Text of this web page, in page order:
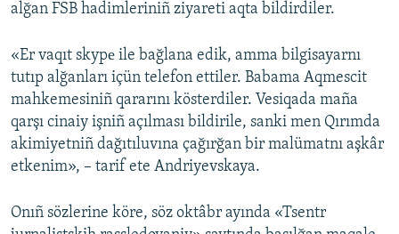
alğan FSB hadimleriniñ ziyareti aqta bildirdiler.
«Er vaqıt skypе ile bağlana edik, amma bilgisayarnı
tutıp alğanları içün telefon ettiler. Babama Aqmescit
mahkemesiniñ qararını kösterdiler. Vesiqada maña
qarşı cinaiy işniñ açılması bildirile, sanki men Qırımda
akimiyetniñ dağıtıluvına çağırğan bir malümatnı aşkâr
etkenim», – tarif ete Andriyevskaya.
Onıñ sözlerine köre, söz oktâbr ayında «Tsentr